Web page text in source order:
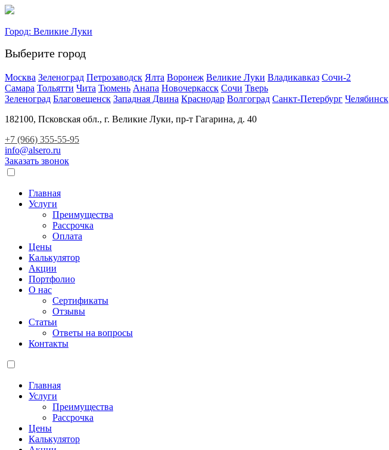
Город: Великие Луки
Выберите город
Москва Зеленоград Петрозаводск Ялта Воронеж Великие Луки Владикавказ Сочи-2
Самара Тольятти Чита Тюмень Анапа Новочеркасск Сочи Тверь
Зеленоград Благовещенск Западная Двина Краснодар Волгоград Санкт-Петербург Челябинск
182100, Псковская обл., г. Великие Луки, пр-т Гагарина, д. 40
+7 (966) 355-55-95
info@alsero.ru
Заказать звонок
Главная
Услуги
Преимущества
Рассрочка
Оплата
Цены
Калькулятор
Акции
Портфолио
О нас
Сертификаты
Отзывы
Статьи
Ответы на вопросы
Контакты
Главная
Услуги
Преимущества
Рассрочка
Цены
Калькулятор